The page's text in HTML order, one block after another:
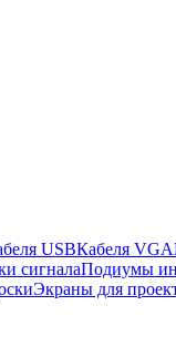
USBКабеля VGA
сигналаПодиумы
Экраны для